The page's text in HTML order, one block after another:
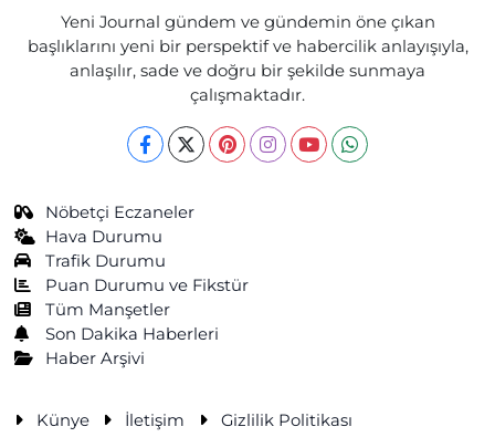
Yeni Journal gündem ve gündemin öne çıkan
başlıklarını yeni bir perspektif ve habercilik anlayışıyla,
anlaşılır, sade ve doğru bir şekilde sunmaya
çalışmaktadır.
Nöbetçi Eczaneler
Hava Durumu
Trafik Durumu
Puan Durumu ve Fikstür
Tüm Manşetler
Son Dakika Haberleri
Haber Arşivi
Künye İletişim Gizlilik Politikası